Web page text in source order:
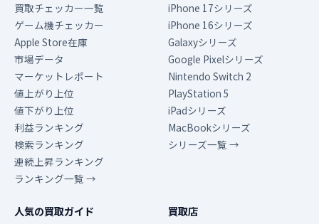
買取チェッカー一覧
ゲーム機チェッカー
Apple Store在庫
市場データ
マーケットレポート
値上がり上位
値下がり上位
利益ランキング
検索ランキング
連続上昇ランキング
ランキング一覧 →
iPhone 17シリーズ
iPhone 16シリーズ
Galaxyシリーズ
Google Pixelシリーズ
Nintendo Switch 2
PlayStation 5
iPadシリーズ
MacBookシリーズ
シリーズ一覧 →
人気の買取ガイド 買取店